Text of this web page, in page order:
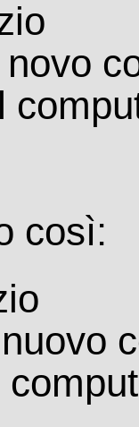
così: